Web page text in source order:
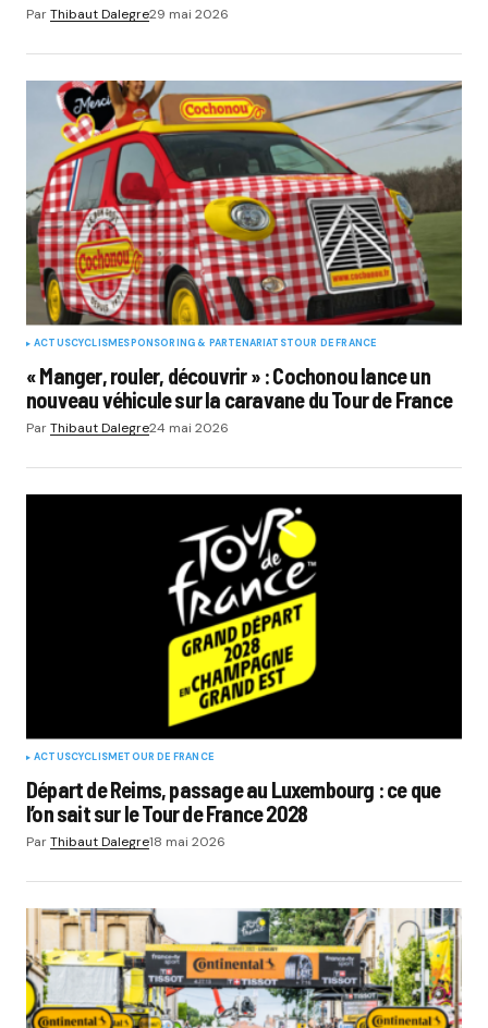
ParThibaut Dalegre29 mai 2026
ACTUSCYCLISMESPONSORING & PARTENARIATSTOUR DE FRANCE
« Manger, rouler, découvrir » : Cochonou lance un
nouveau véhicule sur la caravane du Tour de France
ParThibaut Dalegre24 mai 2026
ACTUSCYCLISMETOUR DE FRANCE
Départ de Reims, passage au Luxembourg : ce que
l’on sait sur le Tour de France 2028
ParThibaut Dalegre18 mai 2026